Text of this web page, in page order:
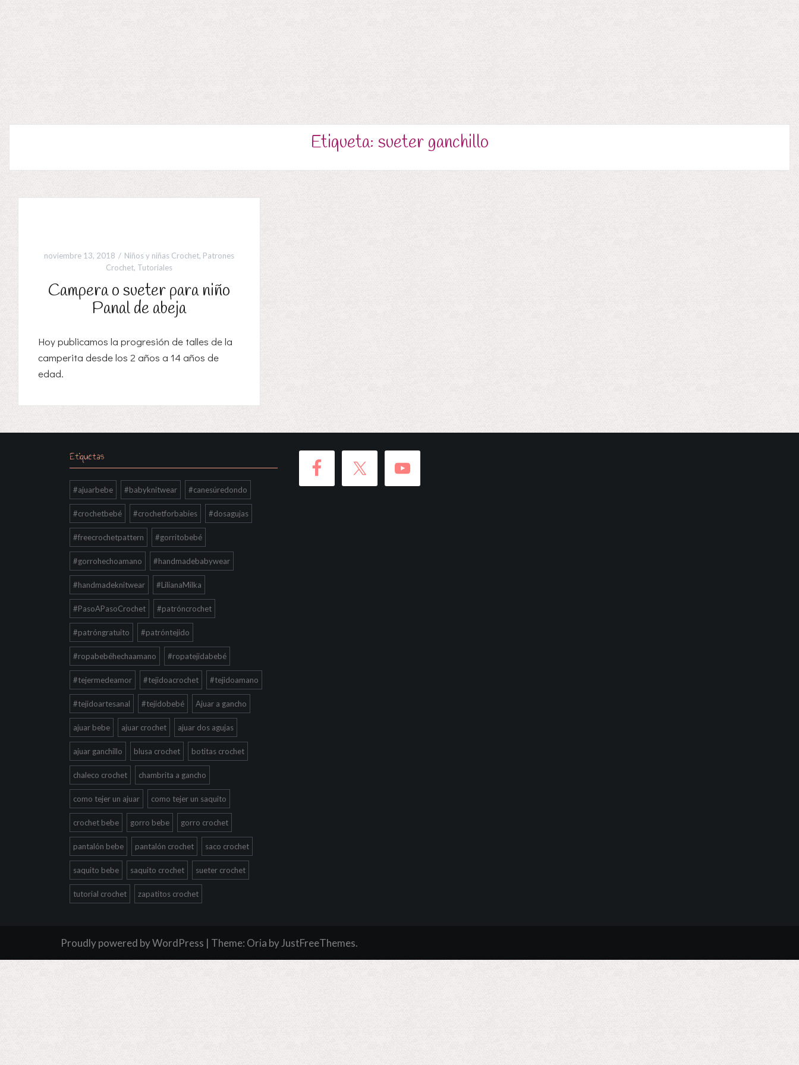
Etiqueta: sueter ganchillo
noviembre 13, 2018 Niños y niñas Crochet, Patrones
Crochet, Tutoriales
Campera o sueter para niño
Panal de abeja
Hoy publicamos la progresión de talles de la
camperita desde los 2 años a 14 años de
edad.
Etiquetas
#ajuarbebe #babyknitwear #canesúredondo
#crochetbebé #crochetforbabies #dosagujas
#freecrochetpattern #gorritobebé
#gorrohechoamano #handmadebabywear
#handmadeknitwear #LilianaMilka
#PasoAPasoCrochet #patróncrochet
#patróngratuito #patróntejido
#ropabebéhechaamano #ropatejidabebé
#tejermedeamor #tejidoacrochet #tejidoamano
#tejidoartesanal #tejidobebé Ajuar a gancho
ajuar bebe ajuar crochet ajuar dos agujas
ajuar ganchillo blusa crochet botitas crochet
chaleco crochet chambrita a gancho
como tejer un ajuar como tejer un saquito
crochet bebe gorro bebe gorro crochet
pantalón bebe pantalón crochet saco crochet
saquito bebe saquito crochet sueter crochet
tutorial crochet zapatitos crochet
Proudly powered by WordPress | Theme: Oria by JustFreeThemes.